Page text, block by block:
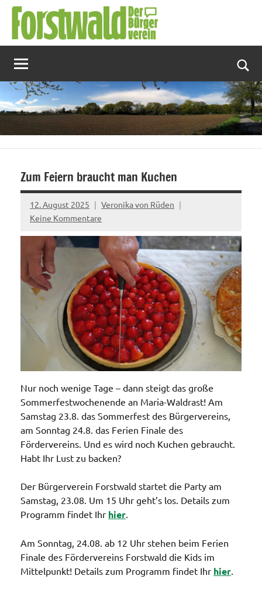
Zum
Inhalt
springen
Zum Feiern braucht man Kuchen
12. August 2025
Veronika von Rüden
Keine Kommentare
Nur noch wenige Tage – dann steigt das große
Sommerfestwochenende an Maria-Waldrast! Am
Samstag 23.8. das Sommerfest des Bürgervereins,
am Sonntag 24.8. das Ferien Finale des
Fördervereins. Und es wird noch Kuchen gebraucht.
Habt Ihr Lust zu backen?
Der Bürgerverein Forstwald startet die Party am
Samstag, 23.08. Um 15 Uhr geht’s los. Details zum
Programm findet Ihr hier.
Am Sonntag, 24.08. ab 12 Uhr stehen beim Ferien
Finale des Fördervereins Forstwald die Kids im
Mittelpunkt! Details zum Programm findet Ihr hier.